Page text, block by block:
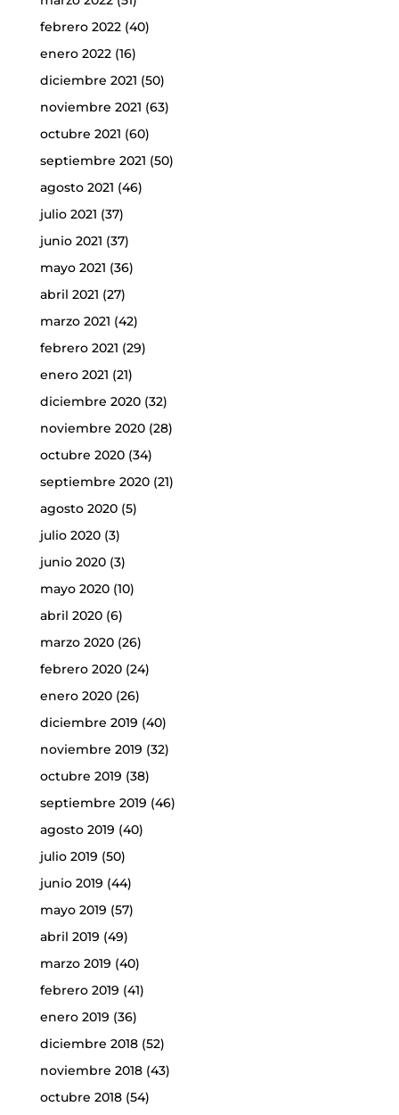
febrero 2022(40)
enero 2022(16)
diciembre 2021 (50)
noviembre 2021 (63)
octubre 2021 (60)
septiembre 2021 (50)
agosto 2021 (46)
julio 2021 (37)
junio 2021 (37)
mayo 2021 (36)
abril 2021 (27)
marzo 2021 (42)
febrero 2021 (29)
enero 2021 (21)
diciembre 2020(32)
noviembre 2020(28)
octubre 2020(34)
septiembre 2020(21)
agosto 2020(5)
julio 2020(3)
junio 2020(3)
mayo 2020(10)
abril 2020(6)
marzo 2020(26)
febrero 2020(24)
enero 2020(26)
diciembre 2019 (40)
noviembre 2019 (32)
octubre 2019 (38)
septiembre 2019 (46)
agosto 2019 (40)
julio 2019 (50)
junio 2019 (44)
mayo 2019 (57)
abril 2019 (49)
marzo 2019 (40)
febrero 2019 (41)
enero 2019 (36)
diciembre 2018(52)
noviembre 2018(43)
octubre 2018(54)